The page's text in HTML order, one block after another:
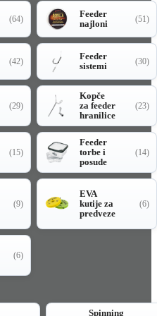
(64)
Feeder
najloni
(51)
(42)
Feeder
sistemi
(30)
(29)
Kopče
za feeder
hranilice
(23)
(15)
Feeder
torbe i
posude
(14)
(9)
EVA
kutije za
predveze
(6)
(6)
Spinning